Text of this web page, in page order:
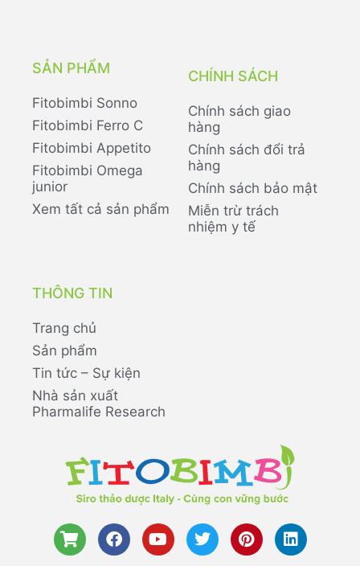
SẢN PHẨM
Fitobimbi Sonno
Fitobimbi Ferro C
Fitobimbi Appetito
Fitobimbi Omega
junior
Xem tất cả sản phẩm
CHÍNH SÁCH
Chính sách giao
hàng
Chính sách đổi trả
hàng
Chính sách bảo mật
Miễn trừ trách
nhiệm y tế
THÔNG TIN
Trang chủ
Sản phẩm
Tin tức – Sự kiện
Nhà sản xuất
Pharmalife Research